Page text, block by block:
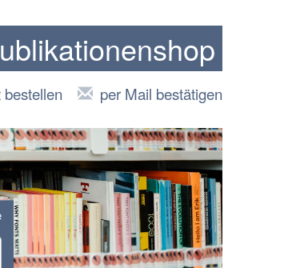
bestellen per Mail bestätigen